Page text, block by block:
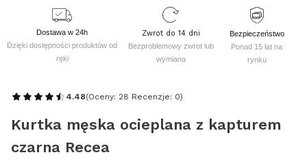
Dostawa w 24h
Dzięki dostępności produktów od
ręki
Zwrot do 14 dni
Bezproblemowy zwrot lub
wymiana
Bezpieczeństwo
Ponad 15 lat na
rynku
4.48(Oceny: 28 Recenzje: 0)
Kurtka męska ocieplana z kapturem
czarna Recea